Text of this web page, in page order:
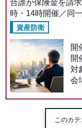
合誰が保険金を請
時・14時開催／同
資産防衛
開
開
対
会
このカ